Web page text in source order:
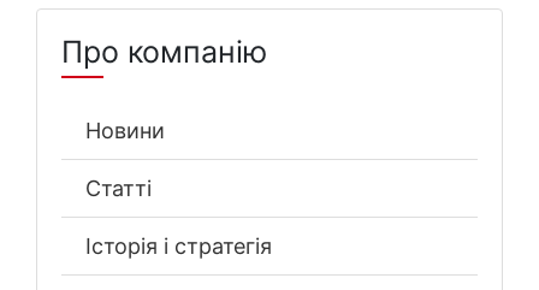
Про компанію
Новини
Статті
Історія і стратегія